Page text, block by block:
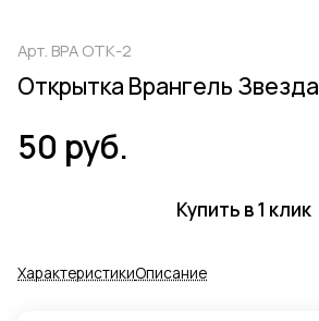
Арт. ВРА ОТК-2
Открытка Врангель Звезда
50 руб.
Купить в 1 клик
ХарактеристикиОписание